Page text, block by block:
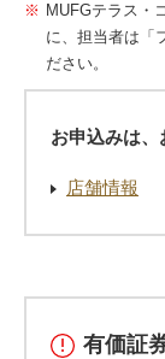
MUFGテラス・
に、担当者は「
ださい。
お申込みは、
店舗情報
有価証